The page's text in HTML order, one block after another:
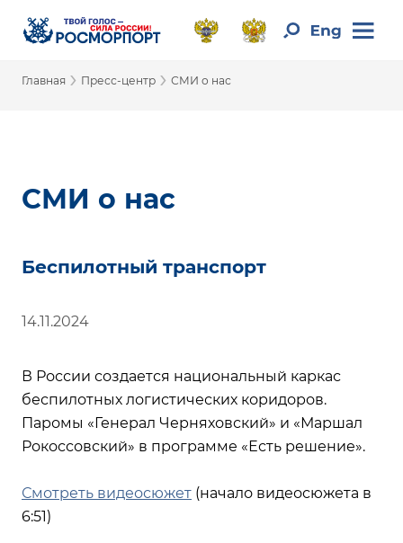
Главная › Пресс-центр › СМИ о нас
СМИ о нас
Беспилотный транспорт
14.11.2024
В России создается национальный каркас
беспилотных логистических коридоров.
Паромы «Генерал Черняховский» и «Маршал
Рокоссовский» в программе «Есть решение».
Смотреть видеосюжет (начало видеосюжета в
6:51)